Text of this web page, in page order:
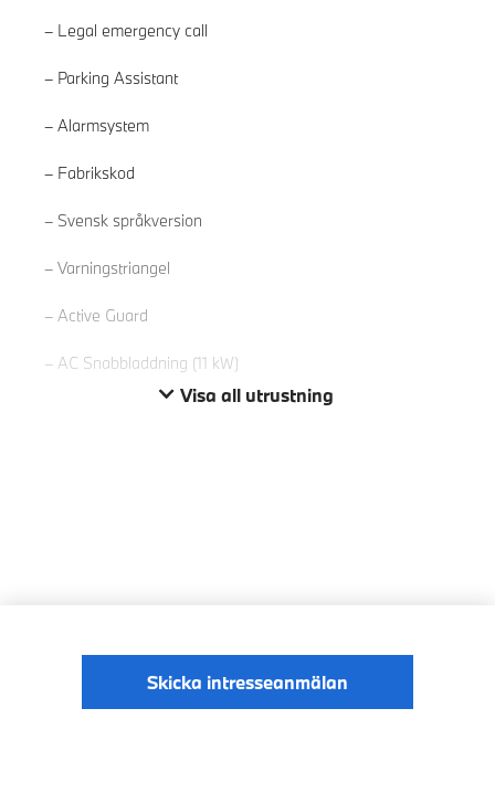
Legal emergency call
Parking Assistant
Alarmsystem
Fabrikskod
Svensk språkversion
Varningstriangel
Active Guard
AC Snabbladdning (11 kW)
Visa all utrustning
Skicka intresseanmälan